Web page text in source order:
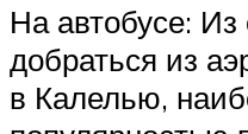
На автобусе: Из
добраться из
в Калелью,